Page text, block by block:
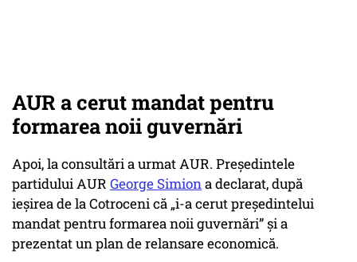
AUR a cerut mandat pentru
formarea noii guvernări
Apoi, la consultări a urmat AUR. Președintele
partidului AUR George Simiona declarat, după
ieșirea de la Cotroceni că „i-a cerut președintelui
mandat pentru formarea noii guvernări” și a
prezentat un plan de relansare economică.